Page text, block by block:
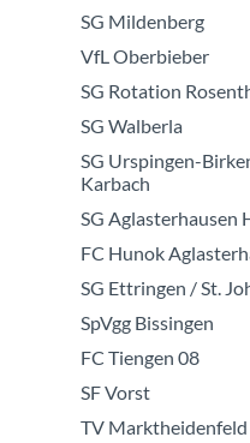
SG Mildenberg
VfL Oberbieber
SG Rotation
SG Walberla
SG Urspingen-
Karbach
SG Aglasterhausen
FC Hunok
SG Ettringen / St.
SpVgg Bissingen
FC Tiengen 08
SF Vorst
TV Marktheidenfeld